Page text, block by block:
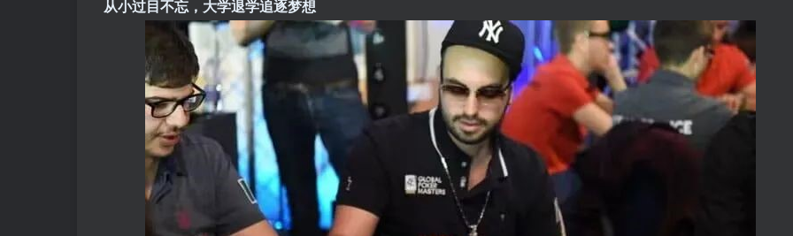
从小过目不忘，大学退学追逐梦想